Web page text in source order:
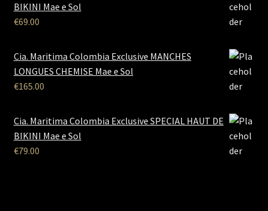
BIKINI Mae e Sol
€69.00
Cia. Maritima Colombia Exclusive MANCHES
LONGUES CHEMISE Mae e Sol
€165.00
Cia. Maritima Colombia Exclusive SPECIAL HAUT DE
BIKINI Mae e Sol
€79.00